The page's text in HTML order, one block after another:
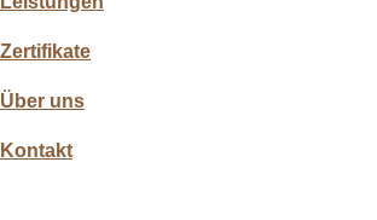
Zertifikate
Über uns
Kontakt